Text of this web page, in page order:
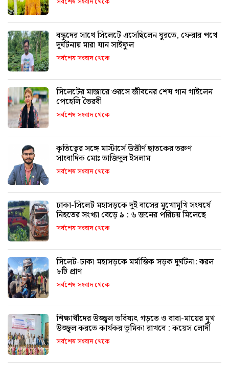
বন্ধুদের সাথে সিলেটে এসেছিলেন ঘুরতে, ফেরার পথে
দুর্ঘটনায় মারা যান সাইফুল
সর্বশেষ সংবাদ থেকে
সিলেটের মাজারে ওরসে জীবনের শেষ গান গাইলেন
পেহেলি ভৈরবী
সর্বশেষ সংবাদ থেকে
কৃতিত্বের সঙ্গে মাস্টার্সে উত্তীর্ণ ছাতকের তরুণ
সাংবাদিক মোঃ তাজিদুল ইসলাম
সর্বশেষ সংবাদ থেকে
ঢাকা-সিলেট মহাসড়কে দুই বাসের মুখোমুখি সংঘর্ষে
নিহতের সংখ্যা বেড়ে ৯ : ৬ জনের পরিচয় মিলেছে
সর্বশেষ সংবাদ থেকে
সিলেট-ঢাকা মহাসড়কে মর্মান্তিক সড়ক দুর্ঘটনা: ঝরল
৮টি প্রাণ
সর্বশেষ সংবাদ থেকে
শিক্ষার্থীদের উজ্জ্বল ভবিষ্যৎ গড়তে ও বাবা-মায়ের মুখ
উজ্জ্বল করতে কার্যকর ভূমিকা রাখবে : কয়েস লোদী
সর্বশেষ সংবাদ থেকে